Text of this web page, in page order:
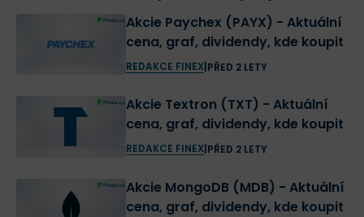
Akcie Paychex (PAYX) - Aktuální
cena, graf, dividendy, kde koupit
REDAKCE FINEX| PŘED 2 LETY
Akcie Textron (TXT) - Aktuální
cena, graf, dividendy, kde koupit
REDAKCE FINEX| PŘED 2 LETY
Akcie MongoDB (MDB) - Aktuální
cena, graf, dividendy, kde koupit